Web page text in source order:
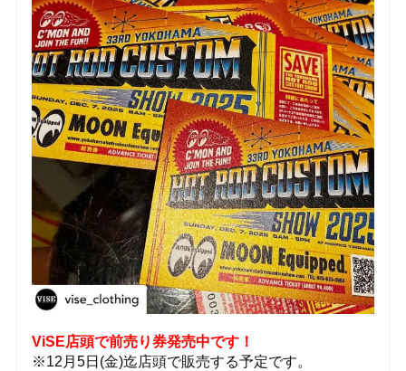
ViSE店頭で前売り券発売中です！
※12月5日(金)迄店頭で販売する予定です。